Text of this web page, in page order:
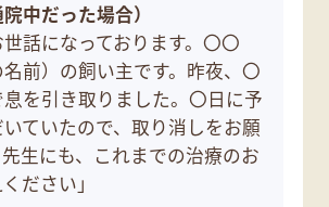
中だった場合）
世話になっております。〇〇
名前）の飼い主です。昨夜、〇
を引き取りました。〇日に予
ていたので、取り消しをお願
生にも、これまでの治療のお
ださい」